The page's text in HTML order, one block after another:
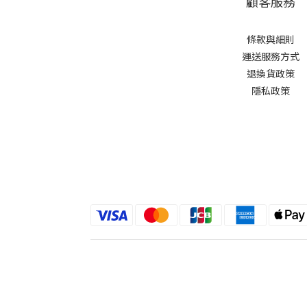
條款與細則
運送服務方式
退換貨政策
隱私政策